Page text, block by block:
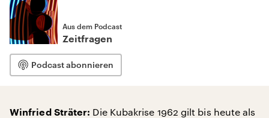
Aus dem Podcast
Zeitfragen
Podcast abonnieren
Winfried Sträter: Die Kubakrise 1962 gilt bis heute als